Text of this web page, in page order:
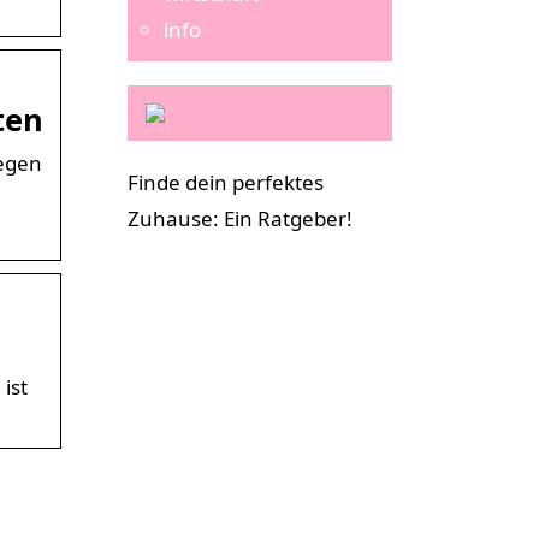
ist
info
Finde dein perfektes
Zuhause: Ein Ratgeber!